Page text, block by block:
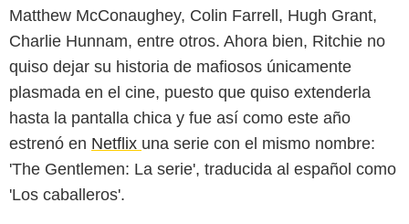
Matthew McConaughey, Colin Farrell, Hugh Grant,
Charlie Hunnam, entre otros. Ahora bien, Ritchie no
quiso dejar su historia de mafiosos únicamente
plasmada en el cine, puesto que quiso extenderla
hasta la pantalla chica y fue así como este año
estrenó en Netflix una serie con el mismo nombre:
'The Gentlemen: La serie', traducida al español como
'Los caballeros'.